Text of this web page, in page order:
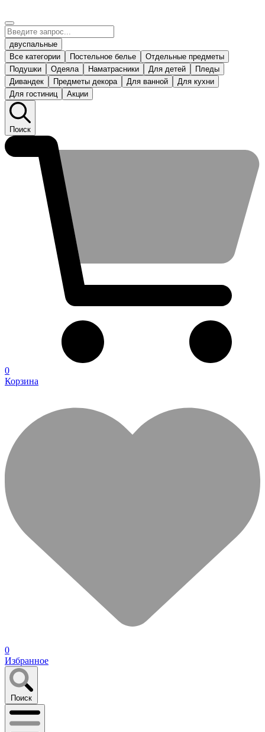
двуспальные
Все категории
Постельное белье
Отдельные предметы
Подушки
Одеяла Наматрасники Для детей
Пледы
Дивандек
Предметы декора Для ванной
Для кухни
Для гостиниц
Акции
Поиск
0
Корзина
0
Избранное
Поиск